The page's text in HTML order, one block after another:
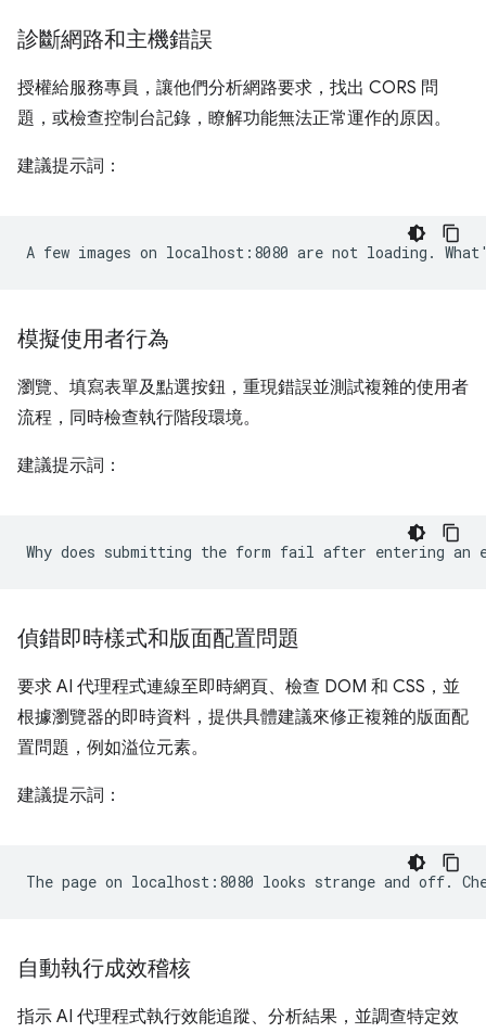
診斷網路和主機錯誤
授權給服務專員，讓他們分析網路要求，找出 CORS 問
題，或檢查控制台記錄，瞭解功能無法正常運作的原因。
建議提示詞：
模擬使用者行為
瀏覽、填寫表單及點選按鈕，重現錯誤並測試複雜的使用者
流程，同時檢查執行階段環境。
建議提示詞：
偵錯即時樣式和版面配置問題
要求 AI 代理程式連線至即時網頁、檢查 DOM 和 CSS，並
根據瀏覽器的即時資料，提供具體建議來修正複雜的版面配
置問題，例如溢位元素。
建議提示詞：
自動執行成效稽核
指示 AI 代理程式執行效能追蹤、分析結果，並調查特定效